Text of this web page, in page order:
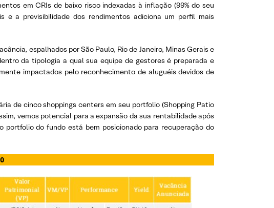
em CRIs de baixo risco indexadas à inflação (99% do seu
e a previsibilidade dos rendimentos adiciona um perfil mais
espalhados por São Paulo, Rio de Janeiro, Minas Gerais e
da tipologia a qual sua equipe de gestores é preparada e
impactados pelo reconhecimento de aluguéis devidos de
de cinco shoppings centers em seu portfolio (Shopping Patio
vemos potencial para a expansão da sua rentabilidade após
do fundo está bem posicionado para recuperação do